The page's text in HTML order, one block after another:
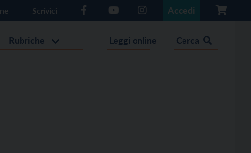
Scrivici Accedi
Rubriche Leggi online Cerca